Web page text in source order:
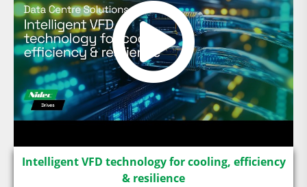
Intelligent VFD technology for cooling, efficiency
& resilience